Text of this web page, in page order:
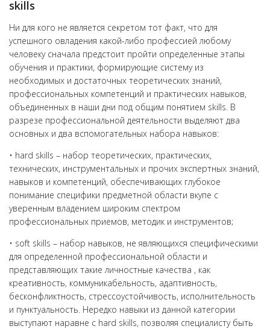
skills
Ни для кого не является секретом тот факт, что для
успешного овладения какой-либо профессией любому
человеку сначала предстоит пройти определенные этапы
обучения и практики, формирующие систему из
необходимых и достаточных теоретических знаний,
профессиональных компетенций и практических навыков,
объединенных в наши дни под общим понятием skills. В
разрезе профессиональной деятельности выделяют два
основных и два вспомогательных набора навыков:
• hard skills – набор теоретических, практических,
технических, инструментальных и прочих экспертных знаний,
навыков и компетенций, обеспечивающих глубокое
понимание специфики предметной области вкупе с
уверенным владением широким спектром
профессиональных приемов, методик и инструментов;
• soft skills – набор навыков, не являющихся специфическими
для определенной профессиональной области и
представляющих такие личностные качества , как
креативность, коммуникабельность, адаптивность,
бесконфликтность, стрессоустойчивость, исполнительность
и пунктуальность. Нередко навыки из данной категории
выступают наравне с hard skills, позволяя специалисту быть